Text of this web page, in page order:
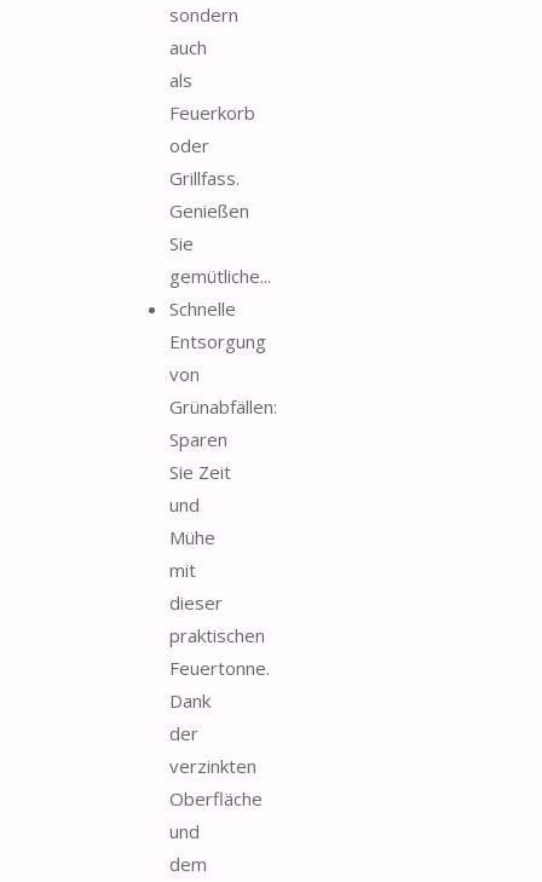
sondern
auch
als
Feuerkorb
oder
Grillfass.
Genießen
Sie
gemütliche...
Schnelle
Entsorgung
von
Grünabfällen:
Sparen
Sie Zeit
und
Mühe
mit
dieser
praktischen
Feuertonne.
Dank
der
verzinkten
Oberfläche
und
dem